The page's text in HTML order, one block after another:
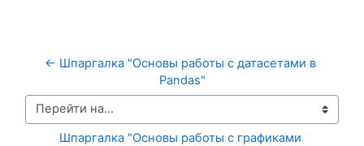
← Шпаргалка "Основы работы с датасетами в
Pandas"
Перейти на...
Шпаргалка "Основы работы с графиками